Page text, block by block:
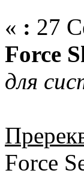
« : 27
Force
для
Force